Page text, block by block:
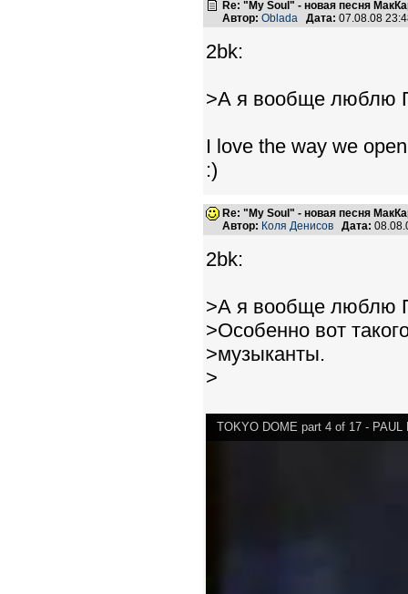
Re: "My Soul" - новая песня
Автор: Oblada Дата: 07.08.08
2bk:
>А я вообще люблю
I love the way we
:)
Re: "My Soul" - новая песня
Автор: Коля Денисов Дата:
2bk:
>А я вообще люблю
>Особенно вот
>музыканты.
>
TOKYO DOME part 4 of 17 - PAUL